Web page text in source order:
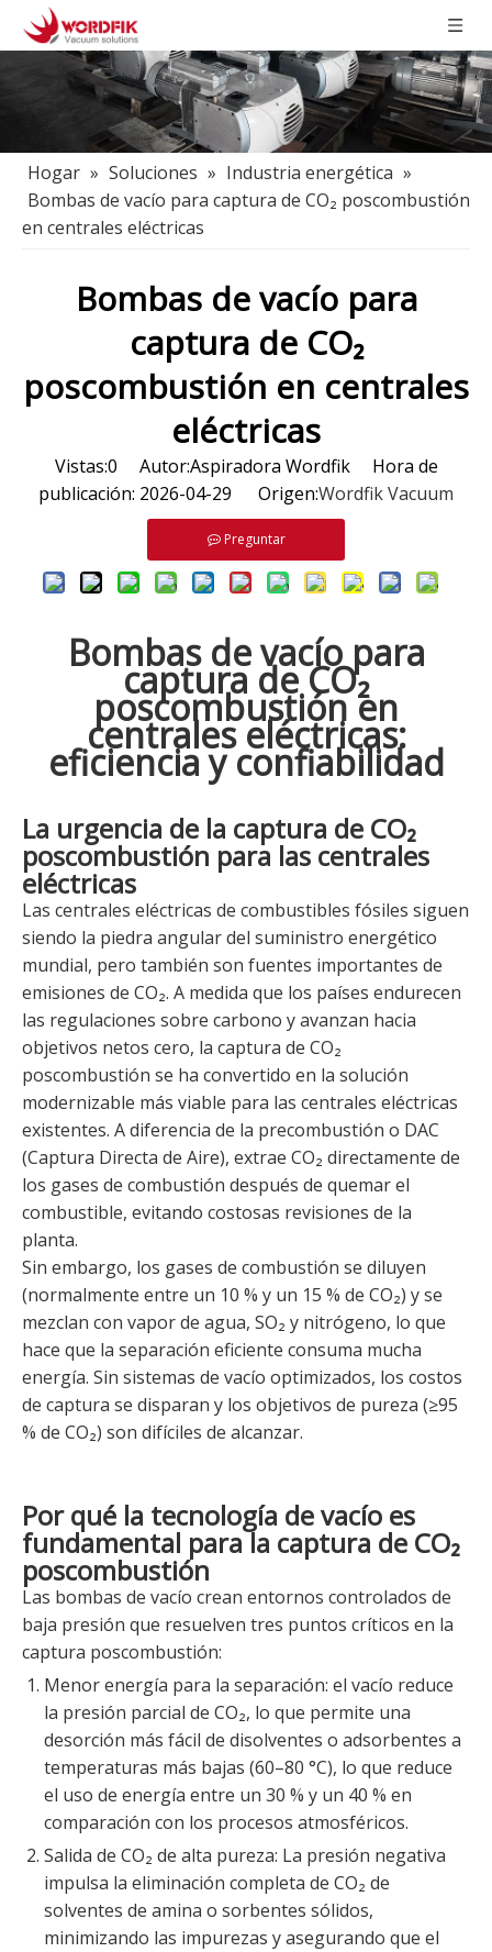
Hogar » Soluciones » Industria energética »
Bombas de vacío para captura de CO₂ poscombustión
en centrales eléctricas
Bombas de vacío para
captura de CO₂
poscombustión en centrales
eléctricas
Vistas:0 Autor:Aspiradora Wordfik Hora de
publicación: 2026-04-29 Origen:Wordfik Vacuum
Preguntar
Bombas de vacío para
captura de CO₂
poscombustión en
centrales eléctricas:
eficiencia y confiabilidad
La urgencia de la captura de CO₂
poscombustión para las centrales
eléctricas
Las centrales eléctricas de combustibles fósiles siguen
siendo la piedra angular del suministro energético
mundial, pero también son fuentes importantes de
emisiones de CO₂. A medida que los países endurecen
las regulaciones sobre carbono y avanzan hacia
objetivos netos cero, la captura de CO₂
poscombustión se ha convertido en la solución
modernizable más viable para las centrales eléctricas
existentes. A diferencia de la precombustión o DAC
(Captura Directa de Aire), extrae CO₂ directamente de
los gases de combustión después de quemar el
combustible, evitando costosas revisiones de la
planta.
Sin embargo, los gases de combustión se diluyen
(normalmente entre un 10 % y un 15 % de CO₂) y se
mezclan con vapor de agua, SO₂ y nitrógeno, lo que
hace que la separación eficiente consuma mucha
energía. Sin sistemas de vacío optimizados, los costos
de captura se disparan y los objetivos de pureza (≥95
% de CO₂) son difíciles de alcanzar.
Por qué la tecnología de vacío es
fundamental para la captura de CO₂
poscombustión
Las bombas de vacío crean entornos controlados de
baja presión que resuelven tres puntos críticos en la
captura poscombustión:
Menor energía para la separación: el vacío reduce
la presión parcial de CO₂, lo que permite una
desorción más fácil de disolventes o adsorbentes a
temperaturas más bajas (60–80 °C), lo que reduce
el uso de energía entre un 30 % y un 40 % en
comparación con los procesos atmosféricos.
Salida de CO₂ de alta pureza: La presión negativa
impulsa la eliminación completa de CO₂ de
solventes de amina o sorbentes sólidos,
minimizando las impurezas y asegurando que el